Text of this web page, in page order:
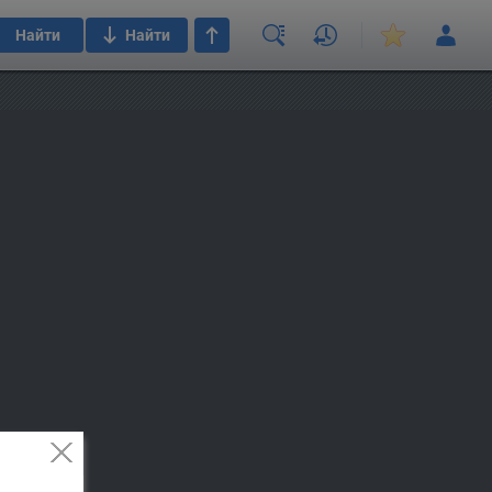
Найти Найти